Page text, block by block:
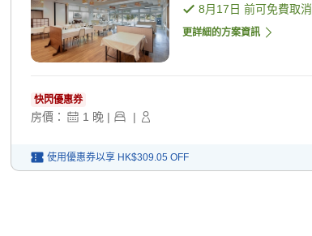
8月17日 前可免費取消
更詳細的方案資訊
快閃優惠券
房價： 1 晚 | |
使用優惠券以享 HK$309.05 OFF